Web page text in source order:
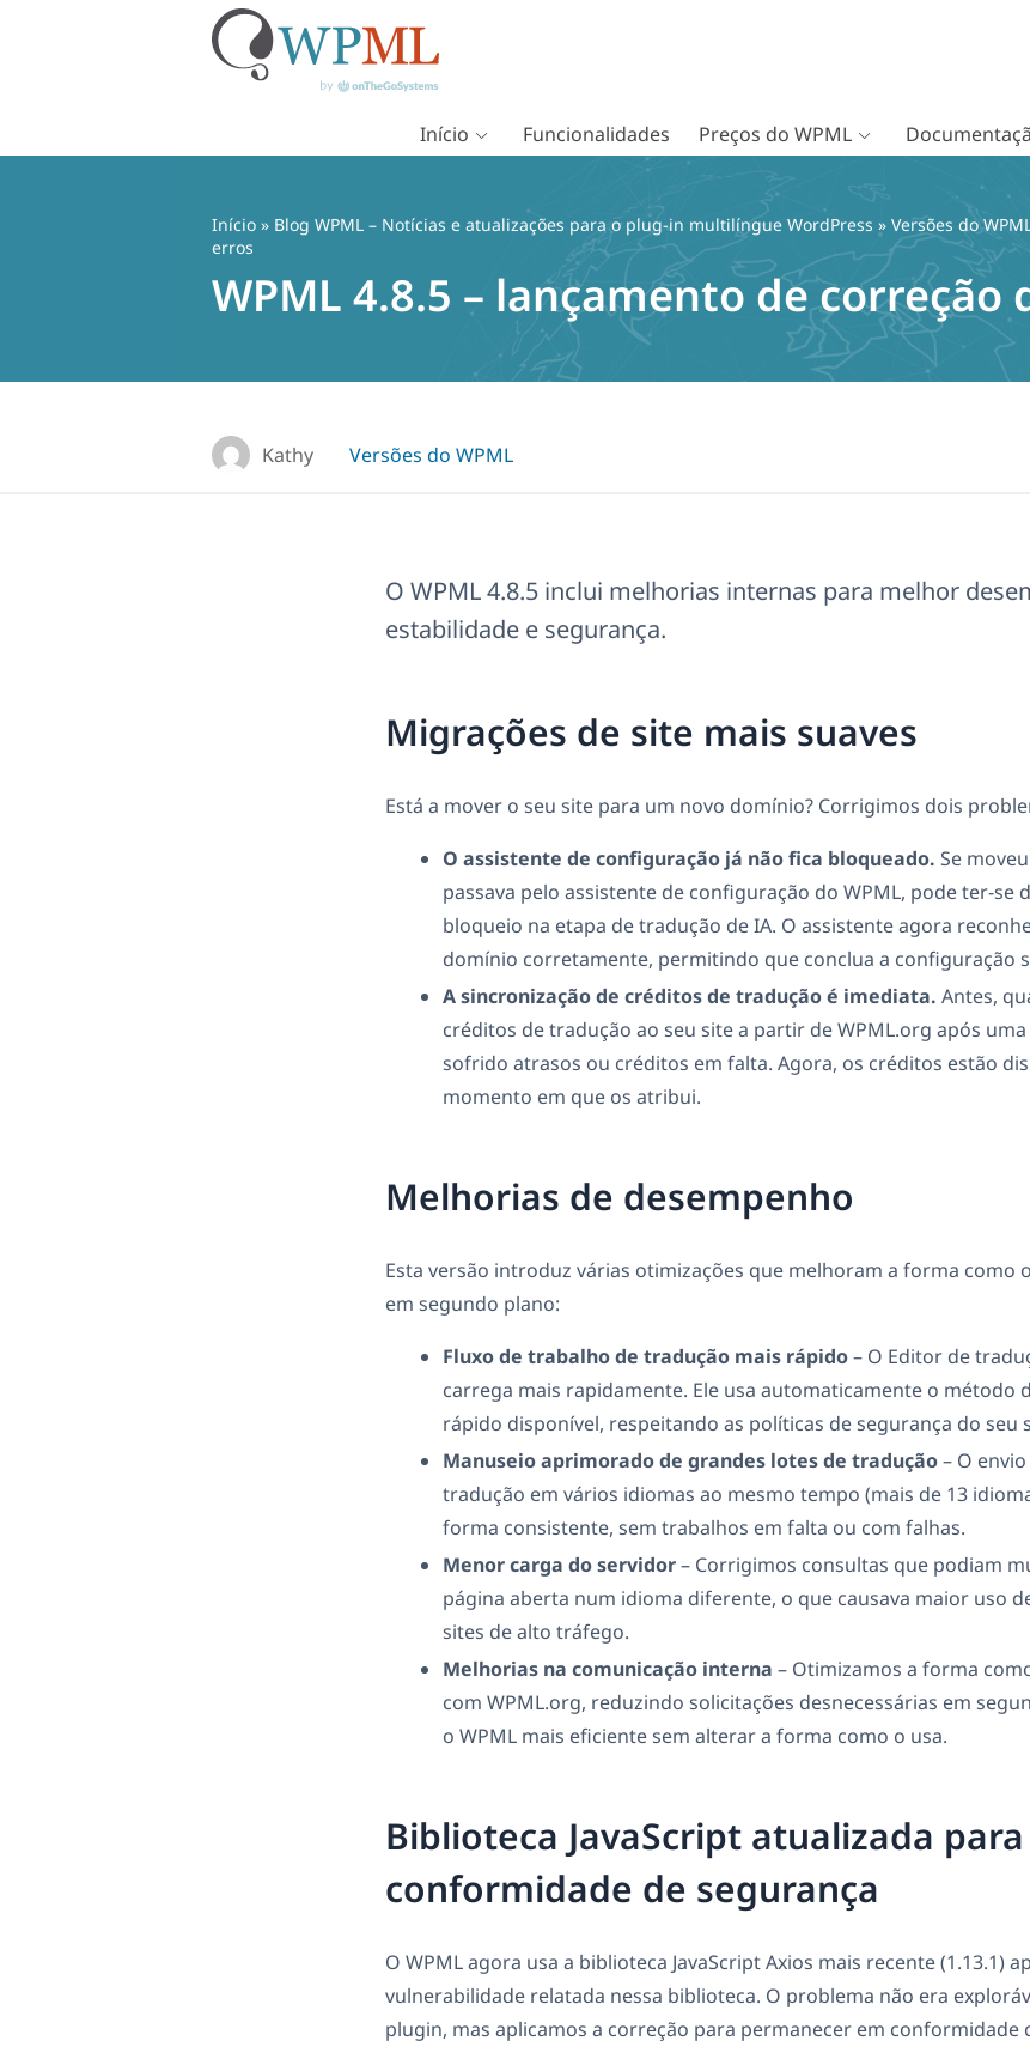
Início Funcionalidades Preços do WPML
Início » Blog WPML – Notícias e atualizações para o plug-in multilíngue WordPress » Versões do
erros
WPML 4.8.5 – lançamento de correção
Kathy Versões do WPML
O WPML 4.8.5 inclui melhorias internas para melhor
estabilidade e segurança.
Migrações de site mais suaves
Está a mover o seu site para um novo domínio? Corrigimos dois
O assistente de configuração já não fica bloqueado. Se
passava pelo assistente de configuração do WPML, pode ter-se
bloqueio na etapa de tradução de IA. O assistente agora
domínio corretamente, permitindo que conclua a configuração
A sincronização de créditos de tradução é imediata. Antes,
créditos de tradução ao seu site a partir de WPML.org após
sofrido atrasos ou créditos em falta. Agora, os créditos estão
momento em que os atribui.
Melhorias de desempenho
Esta versão introduz várias otimizações que melhoram a forma como
em segundo plano:
Fluxo de trabalho de tradução mais rápido– O Editor de
carrega mais rapidamente. Ele usa automaticamente o método
rápido disponível, respeitando as políticas de segurança do seu
Manuseio aprimorado de grandes lotes de tradução– O
tradução em vários idiomas ao mesmo tempo (mais de 13
forma consistente, sem trabalhos em falta ou com falhas.
Menor carga do servidor– Corrigimos consultas que podiam
página aberta num idioma diferente, o que causava maior uso
sites de alto tráfego.
Melhorias na comunicação interna – Otimizamos a forma
com WPML.org, reduzindo solicitações desnecessárias em
o WPML mais eficiente sem alterar a forma como o usa.
Biblioteca JavaScript atualizada para
conformidade de segurança
O WPML agora usa a biblioteca JavaScript Axios mais recente (1.13.1)
vulnerabilidade relatada nessa biblioteca. O problema não era
plugin, mas aplicamos a correção para permanecer em conformidade